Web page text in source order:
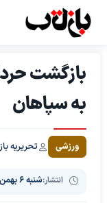
بازگشت
به سپاهان
ورزشی تحریریه
انتشار:شنبه ۶ بهمن ۱۴۰۳، ساعت ۱۰:۰۰